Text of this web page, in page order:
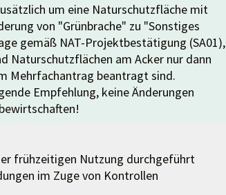
um eine Naturschutzfläche mit
von "Grünbrache" zu "Sonstiges
gemäß NAT-Projektbestätigung (SA01),
Naturschutzflächen am Acker nur dann
Mehrfachantrag beantragt sind.
Empfehlung, keine Änderungen
frühzeitigen Nutzung durchgeführt
im Zuge von Kontrollen